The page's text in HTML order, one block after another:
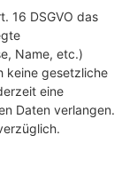
16 DSGVO das
Name, etc.)
keine gesetzliche
eine
Daten verlangen.